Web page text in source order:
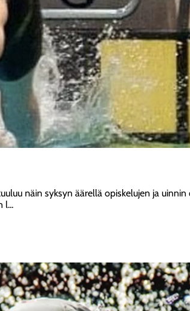
näin syksyn äärellä opiskelujen ja
l...